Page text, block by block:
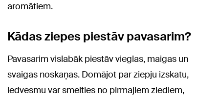
aromātiem.
Kādas ziepes piestāv pavasarim?
Pavasarim vislabāk piestāv vieglas, maigas un
svaigas noskaņas. Domājot par ziepju izskatu,
iedvesmu var smelties no pirmajiem ziediem,